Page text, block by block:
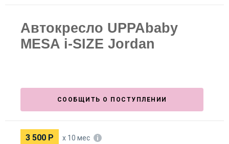
Автокресло UPPAbaby
MESA i-SIZE Jordan
СООБЩИТЬ О ПОСТУПЛЕНИИ
3 500 Р х 10 мес